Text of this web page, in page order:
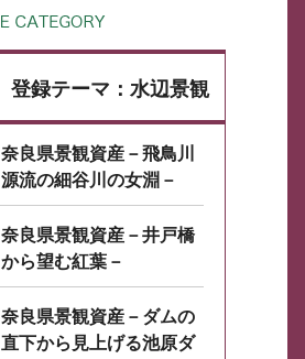
登録テーマ：水辺景観
奈良県景観資産－飛鳥川
源流の細谷川の女淵－
奈良県景観資産－井戸橋
から望む紅葉－
奈良県景観資産－ダムの
直下から見上げる池原ダ